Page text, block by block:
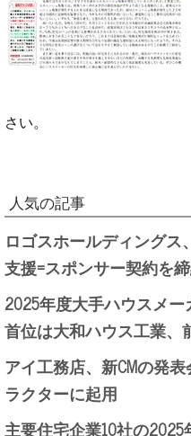
さい。
人気の記事
ロゴスホールディング
支援=スポンサー契約を
2025年度大手ハウスメ
首位は大和ハウス工業、
アイ工務店、新CMの発
ラクターに起用
主要住宅企業10社の